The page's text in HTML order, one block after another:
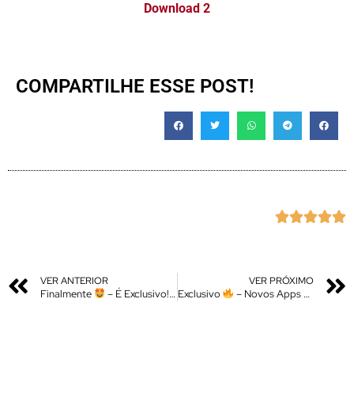
Download 2
COMPARTILHE ESSE POST!

VER ANTERIOR
Finalmente – É Exclusivo! Gallery Editor Com IA 2.0 Chegou na Global Em PT-BR – Instale Agora
VER PRÓXIMO
Exclusivo – Novos Apps Atualizados da HyperOS – Instale Agora – Seu Xiaomi 100% Atualizado